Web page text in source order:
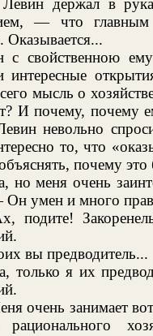
Левин держал в
— что
свойственною ему
интересные
мысль о
И почему, почему
невольно
то, что
почему это
но меня очень
умен и много
подите!
вы предводитель...
только я их
очень занимает